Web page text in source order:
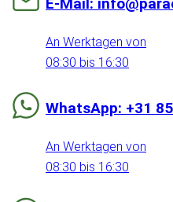
An Werktagen von
08:30 bis 16:30
WhatsApp: +31
An Werktagen von
08:30 bis 16:30